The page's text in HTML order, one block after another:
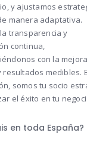
y ajustamos
manera adaptativa.
transparencia y
continua,
con la mejora
resultados medibles.
somos tu socio
el éxito en tu
en toda España?